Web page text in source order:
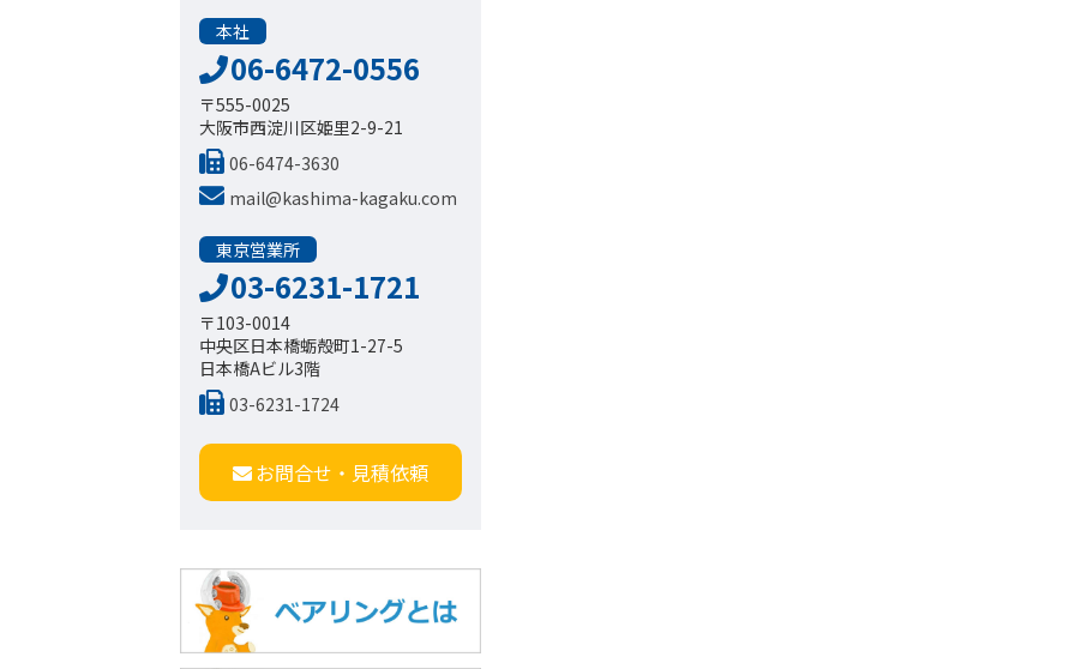
本社
06-6472-0556
〒555-0025
大阪市西淀川区姫里2-9-21
06-6474-3630
mail@kashima-kagaku.com
東京営業所
03-6231-1721
〒103-0014
中央区日本橋蛎殻町1-27-5
日本橋Aビル3階
03-6231-1724
お問合せ・見積依頼